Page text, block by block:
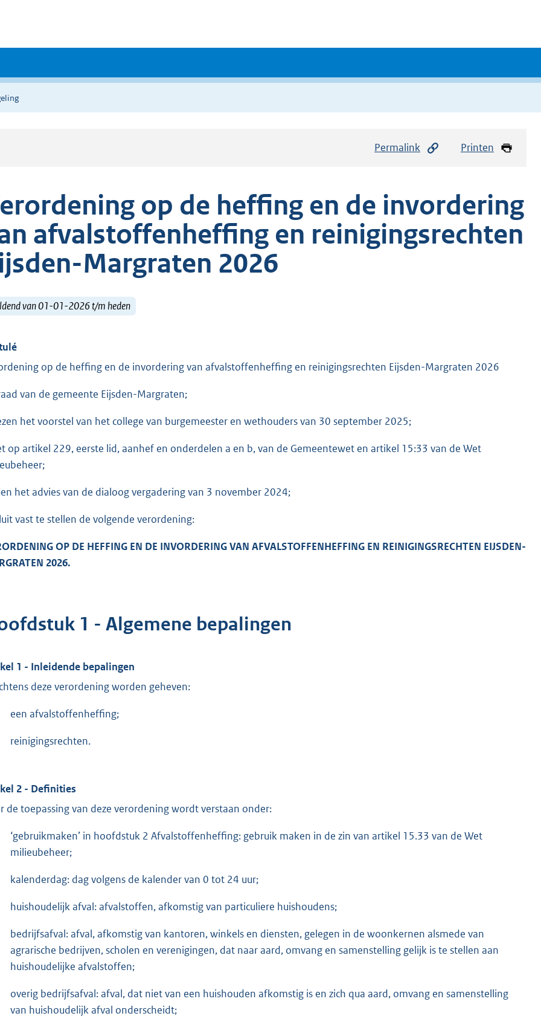
Permalink Printen
op de heffing en de invordering
afvalstoffenheffing en reinigingsrechten
Margraten 2026
van 01-01-2026 t/m heden
op de heffing en de invordering van afvalstoffenheffing en reinigingsrechten Eijsden-Margraten 2026
van de gemeente Eijsden-Margraten;
het voorstel van het college van burgemeester en wethouders van 30 september 2025;
op artikel 229, eerste lid, aanhef en onderdelen a en b, van de Gemeentewet en artikel 15:33 van de Wet
het advies van de dialoog vergadering van 3 november 2024;
vast te stellen de volgende verordening:
OP DE HEFFING EN DE INVORDERING VAN AFVALSTOFFENHEFFING EN REINIGINGSRECHTEN EIJSDEN-
2026.
1 - Algemene bepalingen
1 - Inleidende bepalingen
deze verordening worden geheven:
een afvalstoffenheffing;
reinigingsrechten.
2 - Definities
de toepassing van deze verordening wordt verstaan onder:
‘gebruikmaken’ in hoofdstuk 2 Afvalstoffenheffing: gebruik maken in de zin van artikel 15.33 van de Wet
milieubeheer;
kalenderdag: dag volgens de kalender van 0 tot 24 uur;
huishoudelijk afval: afvalstoffen, afkomstig van particuliere huishoudens;
bedrijfsafval: afval, afkomstig van kantoren, winkels en diensten, gelegen in de woonkernen alsmede van
agrarische bedrijven, scholen en verenigingen, dat naar aard, omvang en samenstelling gelijk is te stellen aan
huishoudelijke afvalstoffen;
overig bedrijfsafval: afval, dat niet van een huishouden afkomstig is en zich qua aard, omvang en samenstelling
van huishoudelijk afval onderscheidt;